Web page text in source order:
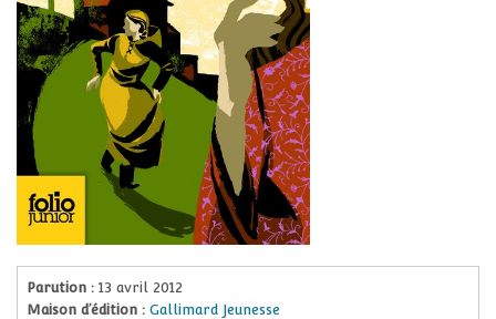
Parution : 13 avril 2012
Maison d’édition : Gallimard Jeunesse